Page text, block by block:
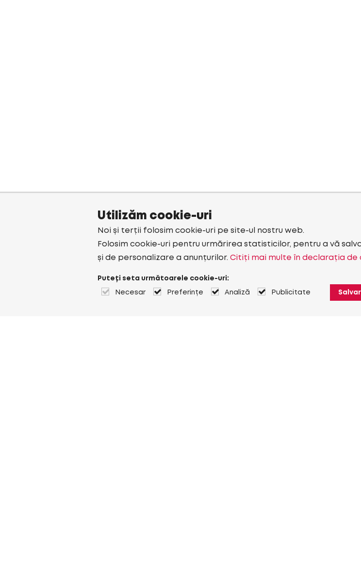
Utilizăm cookie-uri
Noi și terții folosim cookie-uri pe site-ul nostru web.
Folosim cookie-uri pentru urmărirea statisticilor, pentru a vă
și de personalizare a anunțurilor. Citiți mai multe în declarația
Puteți seta următoarele cookie-uri:
Necesar Preferințe Analiză Publicitate